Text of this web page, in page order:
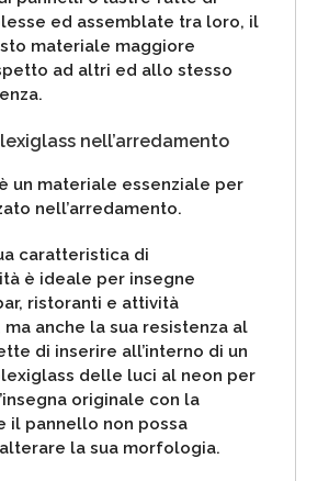
ed assemblate tra loro, il
materiale maggiore
ad altri ed allo stesso
nell’arredamento
è un materiale essenziale per
nell’arredamento.
caratteristica di
è ideale per insegne
ristoranti e attività
anche la sua resistenza al
di inserire all’interno di un
delle luci al neon per
originale con la
il pannello non possa
la sua morfologia.